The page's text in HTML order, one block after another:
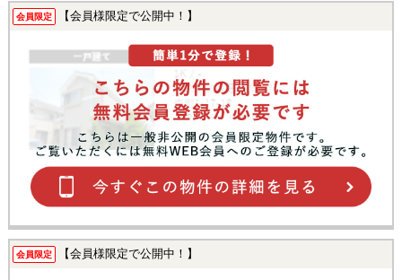
会員限定 【会員様限定で公開中！】
会員限定 【会員様限定で公開中！】